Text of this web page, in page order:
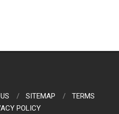
SITEMAP
TERMS
POLICY